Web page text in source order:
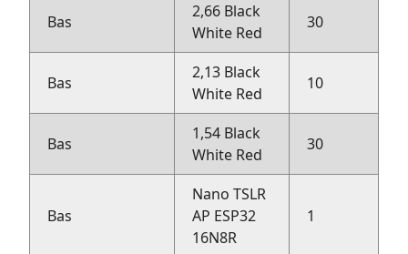
Bas
2,66 Black
White Red
30
Bas
2,13 Black
White Red
10
Bas
1,54 Black
White Red
30
Bas
Nano TSLR
AP ESP32
16N8R
1